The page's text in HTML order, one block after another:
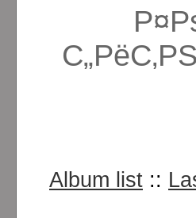
Album list ::